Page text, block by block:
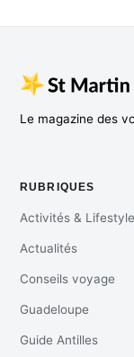
Le magazine des
RUBRIQUES
Activités & Lifestyle
Actualités
Conseils voyage
Guadeloupe
Guide Antilles